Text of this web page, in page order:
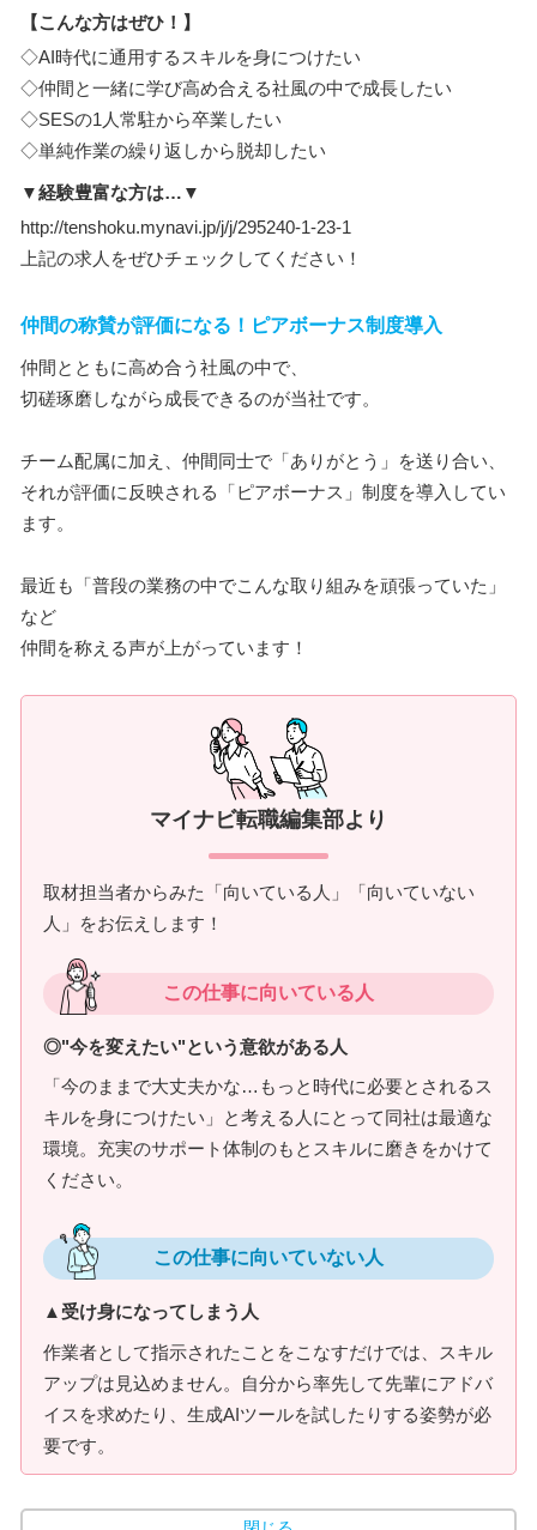
【こんな方はぜひ！】
◇AI時代に通用するスキルを身につけたい
◇仲間と一緒に学び高め合える社風の中で成長したい
◇SESの1人常駐から卒業したい
◇単純作業の繰り返しから脱却したい
▼経験豊富な方は…▼
http://tenshoku.mynavi.jp/j/j/295240-1-23-1
上記の求人をぜひチェックしてください！
仲間の称賛が評価になる！ピアボーナス制度導入
仲間とともに高め合う社風の中で、
切磋琢磨しながら成長できるのが当社です。
チーム配属に加え、仲間同士で「ありがとう」を送り合い、
それが評価に反映される「ピアボーナス」制度を導入してい
ます。
最近も「普段の業務の中でこんな取り組みを頑張っていた」
など
仲間を称える声が上がっています！
マイナビ転職編集部より
取材担当者からみた「向いている人」「向いていない
人」をお伝えします！
この仕事に向いている人
◎"今を変えたい"という意欲がある人
「今のままで大丈夫かな…もっと時代に必要とされるス
キルを身につけたい」と考える人にとって同社は最適な
環境。充実のサポート体制のもとスキルに磨きをかけて
ください。
この仕事に向いていない人
▲受け身になってしまう人
作業者として指示されたことをこなすだけでは、スキル
アップは見込めません。自分から率先して先輩にアドバ
イスを求めたり、生成AIツールを試したりする姿勢が必
要です。